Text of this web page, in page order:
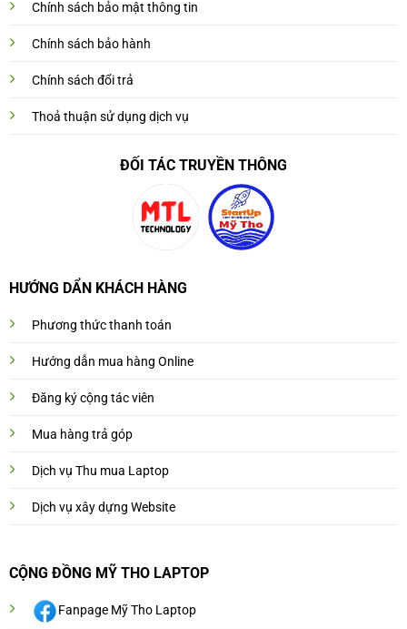
Chính sách bảo mật thông tin
Chính sách bảo hành
Chính sách đổi trả
Thoả thuận sử dụng dịch vụ
ĐỐI TÁC TRUYỀN THÔNG
HƯỚNG DẨN KHÁCH HÀNG
Phương thức thanh toán
Hướng dẫn mua hàng Online
Đăng ký cộng tác viên
Mua hàng trả góp
Dịch vụ Thu mua Laptop
Dịch vụ xây dựng Website
CỘNG ĐỒNG MỸ THO LAPTOP
Fanpage Mỹ Tho Laptop